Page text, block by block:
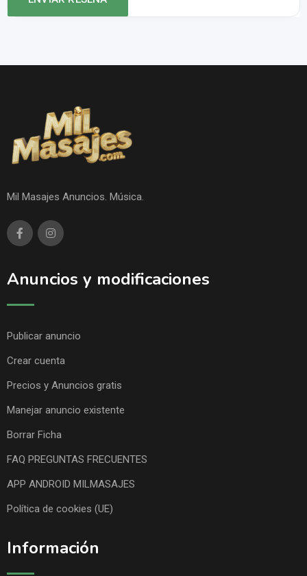
Mil Masajes Anuncios. Música.
Anuncios y modificaciones
Publicar anuncio
Crear cuenta
Precios y Anuncios gratis
Manejar anuncio existente
Borrar Ficha
FAQ PREGUNTAS FRECUENTES
APP ANDROID MILMASAJES
Política de cookies (UE)
Información